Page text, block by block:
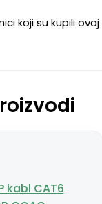
koji su kupili